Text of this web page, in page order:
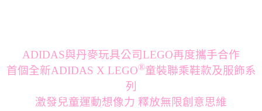
ADIDAS與丹麥玩具公司LEGO再度攜手合作
首個全新ADIDAS X LEGO®童裝聯乘鞋款及服飾系
列
激發兒童運動想像力 釋放無限創意思維